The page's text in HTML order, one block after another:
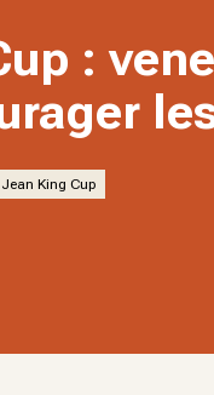
:
King Cup